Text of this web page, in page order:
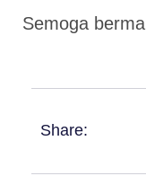
Semoga
Share: